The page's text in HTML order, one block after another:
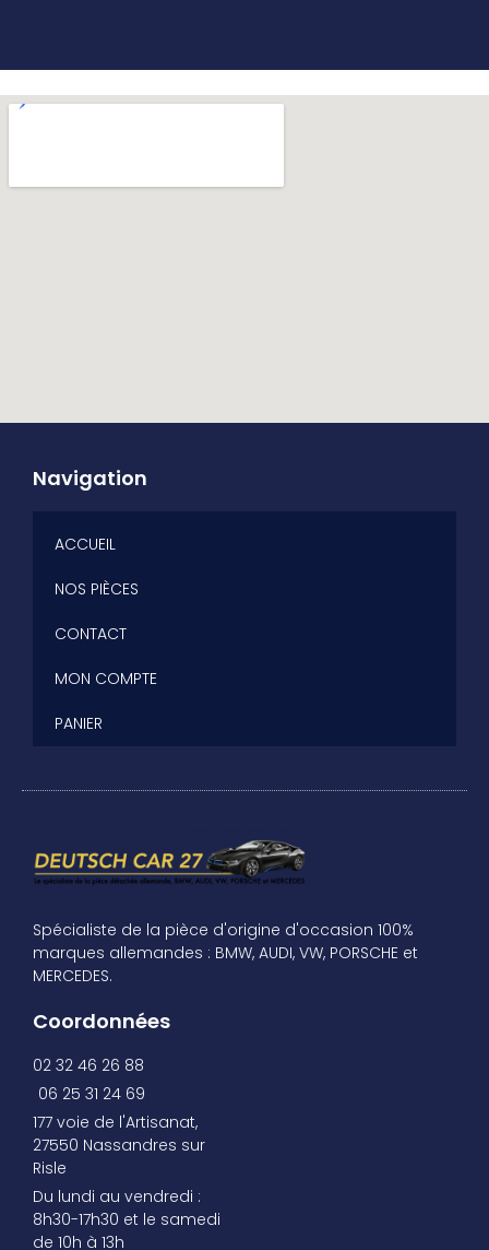
Navigation
ACCUEIL
NOS PIÈCES
CONTACT
MON COMPTE
PANIER
Spécialiste de la pièce d'origine d'occasion 100%
marques allemandes : BMW, AUDI, VW, PORSCHE et
MERCEDES.
Coordonnées
02 32 46 26 88
06 25 31 24 69
177 voie de l'Artisanat,
27550 Nassandres sur
Risle
Du lundi au vendredi :
8h30-17h30 et le samedi
de 10h à 13h